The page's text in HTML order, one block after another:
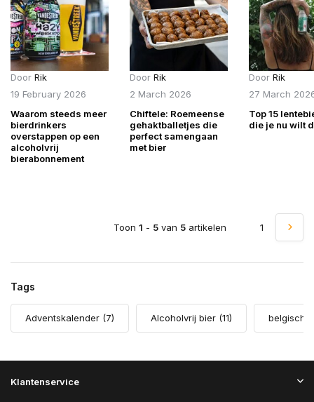
Door Rik
19 February 2026
Waarom steeds meer
bierdrinkers
overstappen op een
alcoholvrij
bierabonnement
Door Rik
2 March 2026
Chiftele: Roemeense
gehaktballetjes die
perfect samengaan
met bier
Door Rik
27 March
Top 15
die je nu wilt
Toon 1 - 5 van 5 artikelen 1
Tags
Adventskalender (7) Alcoholvrij bier (11) belgisch
Klantenservice